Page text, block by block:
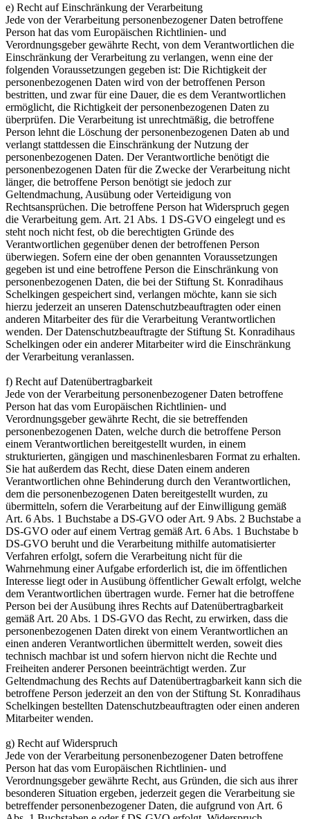
e) Recht auf Einschränkung der Verarbeitung
Jede von der Verarbeitung personenbezogener Daten betroffene
Person hat das vom Europäischen Richtlinien- und
Verordnungsgeber gewährte Recht, von dem Verantwortlichen die
Einschränkung der Verarbeitung zu verlangen, wenn eine der
folgenden Voraussetzungen gegeben ist: Die Richtigkeit der
personenbezogenen Daten wird von der betroffenen Person
bestritten, und zwar für eine Dauer, die es dem Verantwortlichen
ermöglicht, die Richtigkeit der personenbezogenen Daten zu
überprüfen. Die Verarbeitung ist unrechtmäßig, die betroffene
Person lehnt die Löschung der personenbezogenen Daten ab und
verlangt stattdessen die Einschränkung der Nutzung der
personenbezogenen Daten. Der Verantwortliche benötigt die
personenbezogenen Daten für die Zwecke der Verarbeitung nicht
länger, die betroffene Person benötigt sie jedoch zur
Geltendmachung, Ausübung oder Verteidigung von
Rechtsansprüchen. Die betroffene Person hat Widerspruch gegen
die Verarbeitung gem. Art. 21 Abs. 1 DS-GVO eingelegt und es
steht noch nicht fest, ob die berechtigten Gründe des
Verantwortlichen gegenüber denen der betroffenen Person
überwiegen. Sofern eine der oben genannten Voraussetzungen
gegeben ist und eine betroffene Person die Einschränkung von
personenbezogenen Daten, die bei der Stiftung St. Konradihaus
Schelkingen gespeichert sind, verlangen möchte, kann sie sich
hierzu jederzeit an unseren Datenschutzbeauftragten oder einen
anderen Mitarbeiter des für die Verarbeitung Verantwortlichen
wenden. Der Datenschutzbeauftragte der Stiftung St. Konradihaus
Schelkingen oder ein anderer Mitarbeiter wird die Einschränkung
der Verarbeitung veranlassen.
f) Recht auf Datenübertragbarkeit
Jede von der Verarbeitung personenbezogener Daten betroffene
Person hat das vom Europäischen Richtlinien- und
Verordnungsgeber gewährte Recht, die sie betreffenden
personenbezogenen Daten, welche durch die betroffene Person
einem Verantwortlichen bereitgestellt wurden, in einem
strukturierten, gängigen und maschinenlesbaren Format zu erhalten.
Sie hat außerdem das Recht, diese Daten einem anderen
Verantwortlichen ohne Behinderung durch den Verantwortlichen,
dem die personenbezogenen Daten bereitgestellt wurden, zu
übermitteln, sofern die Verarbeitung auf der Einwilligung gemäß
Art. 6 Abs. 1 Buchstabe a DS-GVO oder Art. 9 Abs. 2 Buchstabe a
DS-GVO oder auf einem Vertrag gemäß Art. 6 Abs. 1 Buchstabe b
DS-GVO beruht und die Verarbeitung mithilfe automatisierter
Verfahren erfolgt, sofern die Verarbeitung nicht für die
Wahrnehmung einer Aufgabe erforderlich ist, die im öffentlichen
Interesse liegt oder in Ausübung öffentlicher Gewalt erfolgt, welche
dem Verantwortlichen übertragen wurde. Ferner hat die betroffene
Person bei der Ausübung ihres Rechts auf Datenübertragbarkeit
gemäß Art. 20 Abs. 1 DS-GVO das Recht, zu erwirken, dass die
personenbezogenen Daten direkt von einem Verantwortlichen an
einen anderen Verantwortlichen übermittelt werden, soweit dies
technisch machbar ist und sofern hiervon nicht die Rechte und
Freiheiten anderer Personen beeinträchtigt werden. Zur
Geltendmachung des Rechts auf Datenübertragbarkeit kann sich die
betroffene Person jederzeit an den von der Stiftung St. Konradihaus
Schelkingen bestellten Datenschutzbeauftragten oder einen anderen
Mitarbeiter wenden.
g) Recht auf Widerspruch
Jede von der Verarbeitung personenbezogener Daten betroffene
Person hat das vom Europäischen Richtlinien- und
Verordnungsgeber gewährte Recht, aus Gründen, die sich aus ihrer
besonderen Situation ergeben, jederzeit gegen die Verarbeitung sie
betreffender personenbezogener Daten, die aufgrund von Art. 6